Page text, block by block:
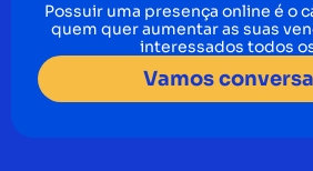
Possuir uma presença online é o
quem quer aumentar as suas
interessados todos
Vamos